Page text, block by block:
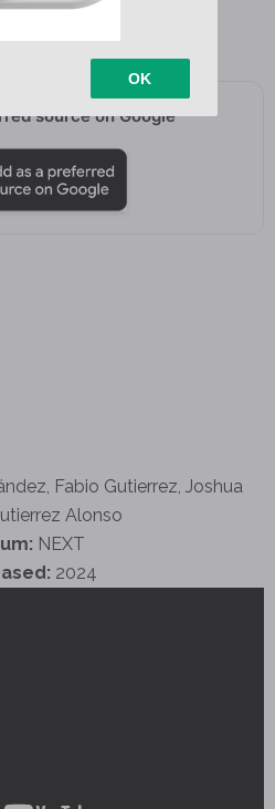
source on Google
Fabio Gutierrez, Joshua
Alonso
NEXT
2024